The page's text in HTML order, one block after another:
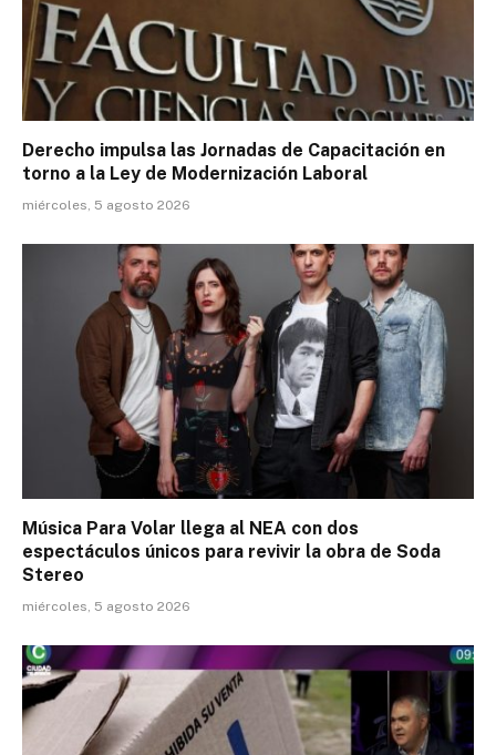
Derecho impulsa las Jornadas de Capacitación en
torno a la Ley de Modernización Laboral
miércoles, 5 agosto 2026
Música Para Volar llega al NEA con dos
espectáculos únicos para revivir la obra de Soda
Stereo
miércoles, 5 agosto 2026